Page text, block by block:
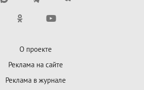
О проекте
Реклама на сайте
Реклама в журнале